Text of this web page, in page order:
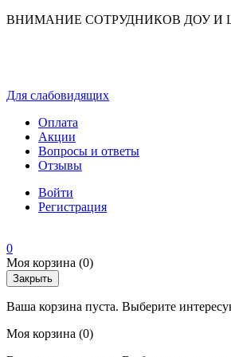
ВНИМАНИЕ СОТРУДНИКОВ ДОУ И ШКОЛ!
Для слабовидящих
Оплата
Акции
Вопросы и ответы
Отзывы
Войти
Регистрация
0
Моя корзина (0)
Закрыть
Ваша корзина пуста. Выберите
Моя корзина (0)